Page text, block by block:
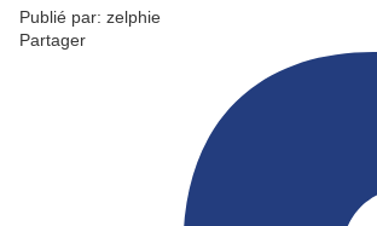
Publié par: zelphie
Partager